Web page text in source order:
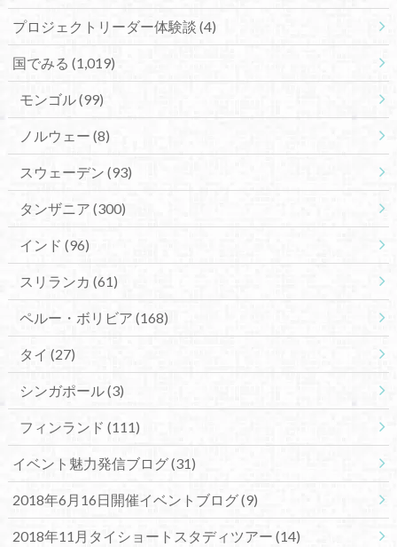
プロジェクトリーダー体験談 (4)
国でみる (1,019)
モンゴル(99)
ノルウェー (8)
スウェーデン (93)
タンザニア (300)
インド (96)
スリランカ (61)
ペルー・ボリビア (168)
タイ (27)
シンガポール(3)
フィンランド (111)
イベント魅力発信ブログ(31)
2018年6月16日開催イベントブログ(9)
2018年11月タイショートスタディツアー (14)